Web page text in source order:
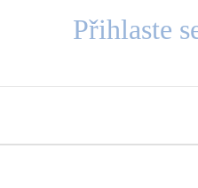
Přihlaste